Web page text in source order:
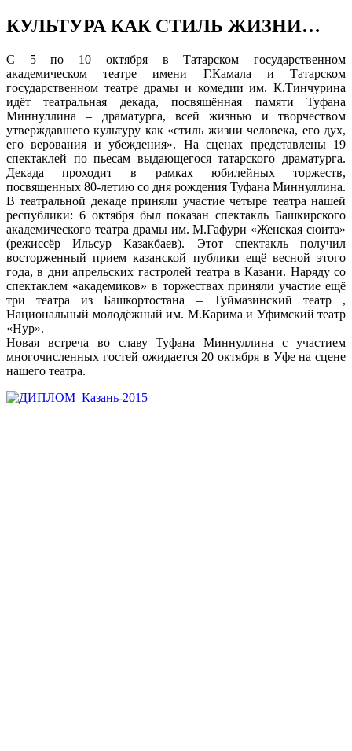
КУЛЬТУРА КАК СТИЛЬ ЖИЗНИ…
С 5 по 10 октября в Татарском государственном
академическом театре имени Г.Камала и Татарском
государственном театре драмы и комедии им. К.Тинчурина
идёт театральная декада, посвящённая памяти Туфана
Миннуллина – драматурга, всей жизнью и творчеством
утверждавшего культуру как «стиль жизни человека, его дух,
его верования и убеждения». На сценах представлены 19
спектаклей по пьесам выдающегося татарского драматурга.
Декада проходит в рамках юбилейных торжеств,
посвященных 80-летию со дня рождения Туфана Миннуллина.
В театральной декаде приняли участие четыре театра нашей
республики: 6 октября был показан спектакль Башкирского
академического театра драмы им. М.Гафури «Женская сюита»
(режиссёр Ильсур Казакбаев). Этот спектакль получил
восторженный прием казанской публики ещё весной этого
года, в дни апрельских гастролей театра в Казани. Наряду со
спектаклем «академиков» в торжествах приняли участие ещё
три театра из Башкортостана – Туймазинский театр ,
Национальный молодёжный им. М.Карима и Уфимский театр
«Нур».
Новая встреча во славу Туфана Миннуллина с участием
многочисленных гостей ожидается 20 октября в Уфе на сцене
нашего театра.